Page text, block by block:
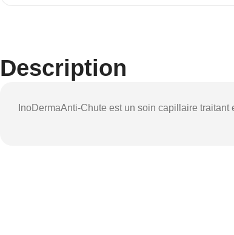
Description
InoDermaAnti-Chute est un soin capillaire